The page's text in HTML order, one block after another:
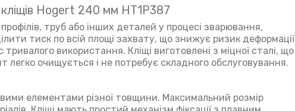
Hogert 240 мм HT1P387
труб або інших деталей у процесі зварювання,
тиск по всій площі захвату, що знижує ризик деформації
використання. Кліщі виготовлені з міцної сталі, що
легко очищується і не потребує складного обслуговування.
елементами різної товщини. Максимальний розмір